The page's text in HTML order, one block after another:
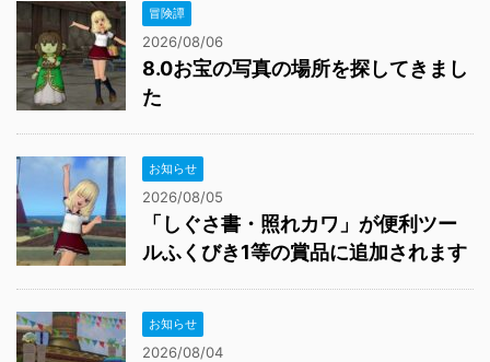
冒険譚
2026/08/06
8.0お宝の写真の場所を探してきまし
た
お知らせ
2026/08/05
「しぐさ書・照れカワ」が便利ツー
ルふくびき1等の賞品に追加されます
お知らせ
2026/08/04